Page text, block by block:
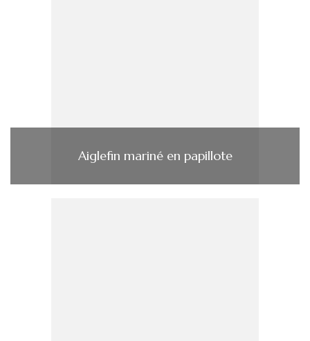
Aiglefin mariné en papillote